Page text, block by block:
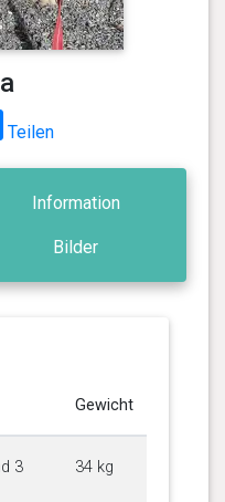
Teilen
Information
Bilder
Gewicht
3
34 kg